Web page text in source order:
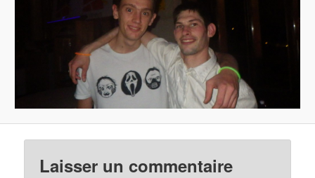
Laisser un commentaire